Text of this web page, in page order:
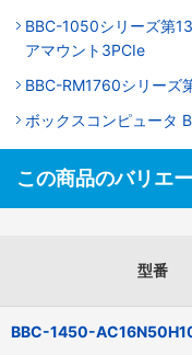
BBC-1050シリーズ第
アマウント3PCIe
BBC-RM1760シリーズ
ボックスコンピュータ
この商品のバリエ
型番
BBC-1450-